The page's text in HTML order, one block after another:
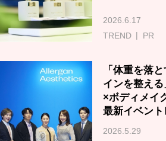
2026.6.17
TREND
PR
「体重を落
インを整え
×ボディメイ
最新イベント
2026.5.29